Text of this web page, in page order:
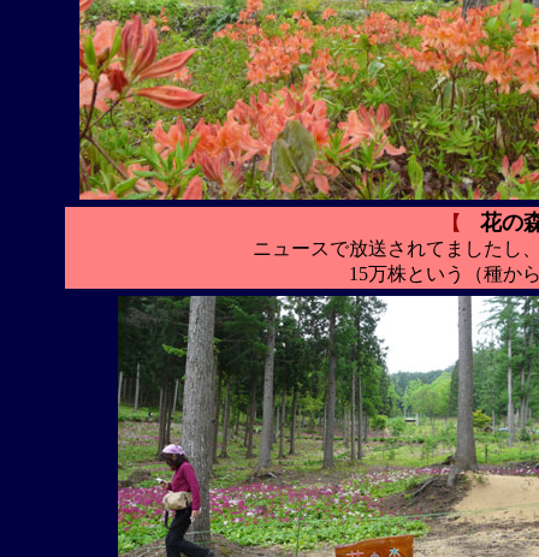
【 花の
ニュースで放送されてましたし
15万株という（種か